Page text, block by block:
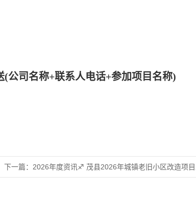
(公司名称+联系人电话+参加项目名称)
下一篇： 2026年度资讯♐ 茂县2026年城镇老旧小区改造项目监